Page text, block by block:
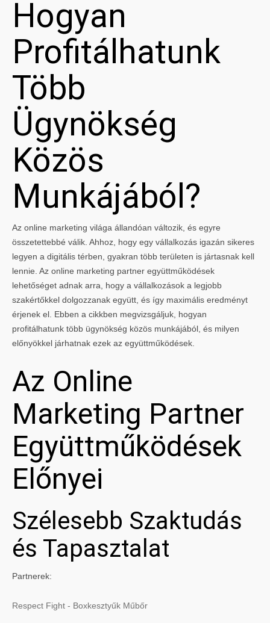
Hogyan
Profitálhatunk
Több
Ügynökség
Közös
Munkájából?
Az online marketing világa állandóan változik, és egyre
összetettebbé válik. Ahhoz, hogy egy vállalkozás igazán sikeres
legyen a digitális térben, gyakran több területen is jártasnak kell
lennie. Az online marketing partner együttműködések
lehetőséget adnak arra, hogy a vállalkozások a legjobb
szakértőkkel dolgozzanak együtt, és így maximális eredményt
érjenek el. Ebben a cikkben megvizsgáljuk, hogyan
profitálhatunk több ügynökség közös munkájából, és milyen
előnyökkel járhatnak ezek az együttműködések.
Az Online
Marketing Partner
Együttműködések
Előnyei
Szélesebb Szaktudás
és Tapasztalat
Partnerek:
Respect Fight - Boxkesztyűk Műbőr